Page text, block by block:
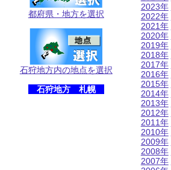
都府県・地方を選択
石狩地方内の地点を選択
石狩地方 札幌
2023年
2022年
2021年
2020年
2019年
2018年
2017年
2016年
2015年
2014年
2013年
2012年
2011年
2010年
2009年
2008年
2007年